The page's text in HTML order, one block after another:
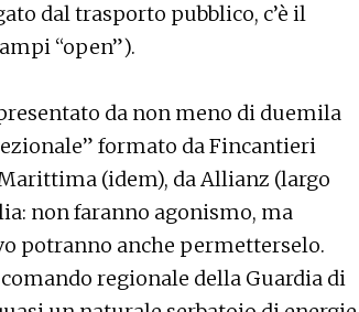
dal trasporto pubblico, c’è il
“open”).
da non meno di duemila
formato da Fincantieri
(idem), da Allianz (largo
non faranno agonismo, ma
potranno anche permetterselo.
regionale della Guardia di